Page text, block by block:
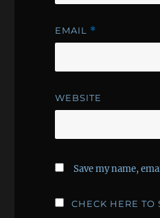
EMAIL *
WEBSITE
Save my name,
CHECK HERE TO